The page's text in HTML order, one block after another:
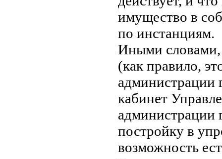
имущество в
по инстанциям.
Иными словами,
(как правило,
администрации
кабинет
администрации
постройку в
возможность